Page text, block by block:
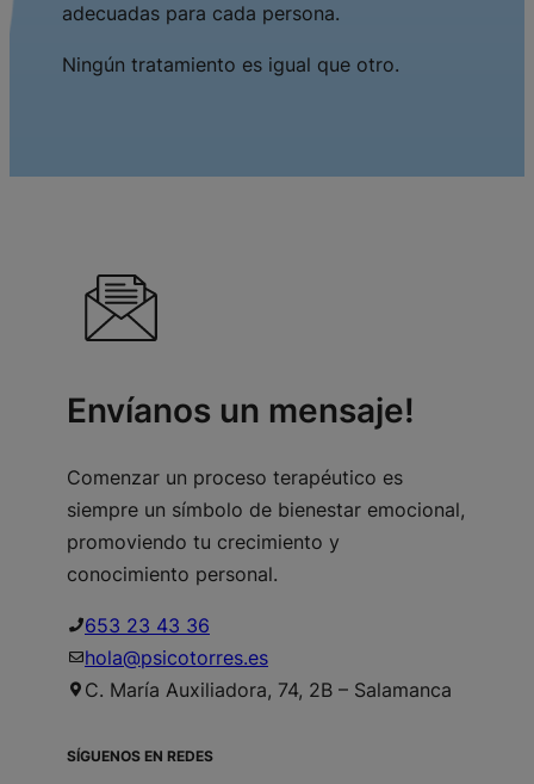
adecuadas para cada persona.
Ningún tratamiento es igual que otro.
Envíanos un mensaje!
Comenzar un proceso terapéutico es
siempre un símbolo de bienestar emocional,
promoviendo tu crecimiento y
conocimiento personal.
653 23 43 36
hola@psicotorres.es
C. María Auxiliadora, 74, 2B – Salamanca
SÍGUENOS EN REDES